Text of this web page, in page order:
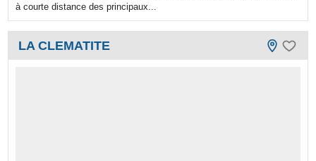
à courte distance des principaux...
LA CLEMATITE